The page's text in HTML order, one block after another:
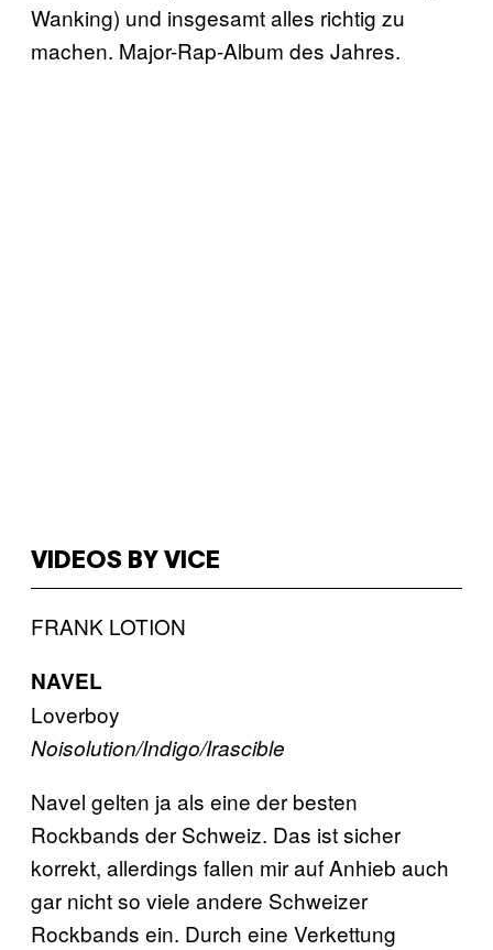
Wanking) und insgesamt alles richtig zu
machen. Major-Rap-Album des Jahres.
VIDEOS BY VICE
FRANK LOTION
NAVEL
Loverboy
Noisolution/Indigo/Irascible
Navel gelten ja als eine der besten
Rockbands der Schweiz. Das ist sicher
korrekt, allerdings fallen mir auf Anhieb auch
gar nicht so viele andere Schweizer
Rockbands ein. Durch eine Verkettung